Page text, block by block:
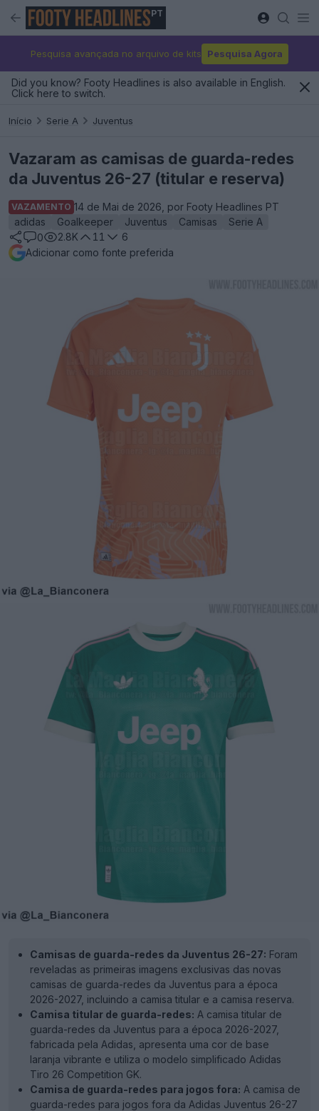
PT
Pesquisa avançada no arquivo de kits Pesquisa Agora
Did you know? Footy Headlines is also available in English.
Click here to switch.
Início Serie A Juventus
Vazaram as camisas de guarda-redes
da Juventus 26-27 (titular e reserva)
VAZAMENTO 14 de Mai de 2026, por Footy Headlines PT
adidas
Goalkeeper Juventus Camisas
Serie A
0
2.8K 11
6
Adicionar como fonte preferida
Camisas de guarda-redes da Juventus 26-27: Foram
reveladas as primeiras imagens exclusivas das novas
camisas de guarda-redes da Juventus para a época
2026-2027, incluindo a camisa titular e a camisa reserva.
Camisa titular de guarda-redes: A camisa titular de
guarda-redes da Juventus para a época 2026-2027,
fabricada pela Adidas, apresenta uma cor de base
laranja vibrante e utiliza o modelo simplificado Adidas
Tiro 26 Competition GK.
Camisa de guarda-redes para jogos fora: A camisa de
guarda-redes para jogos fora da Adidas Juventus 26-27